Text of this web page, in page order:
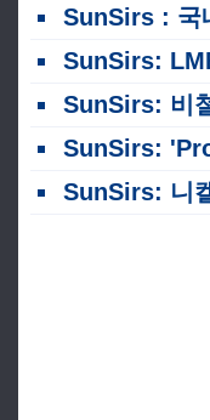
SunSirs : 국내
SunSirs: LME 비철
SunSirs: 비철 금속 제
SunSirs: 'Project Vault'
SunSirs: 니